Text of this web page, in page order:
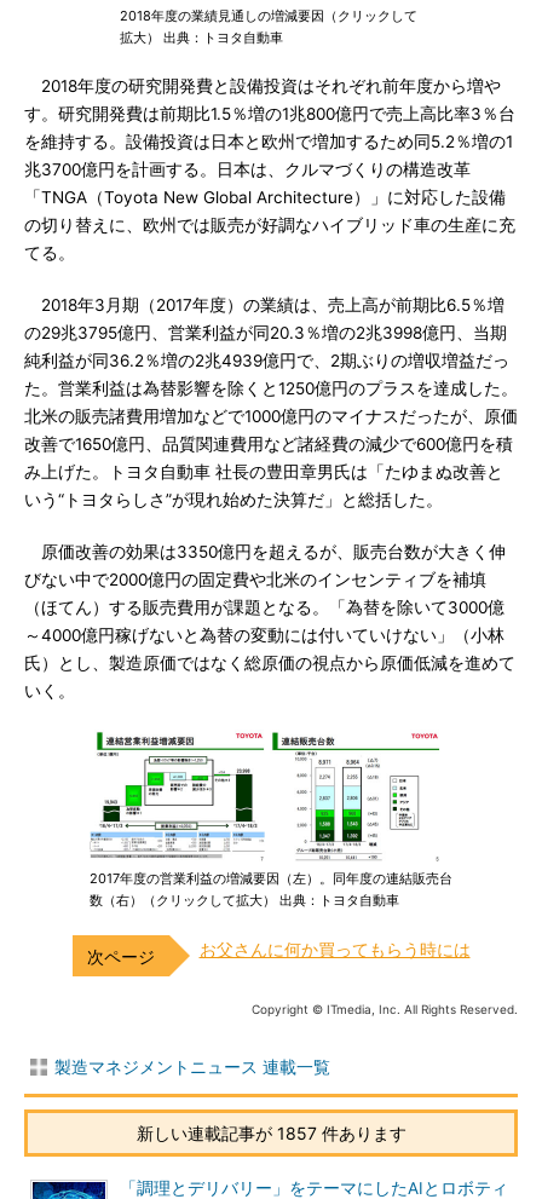
2018年度の業績見通しの増減要因（クリックして
拡大） 出典：トヨタ自動車
2018年度の研究開発費と設備投資はそれぞれ前年度から増や
す。研究開発費は前期比1.5％増の1兆800億円で売上高比率3％台
を維持する。設備投資は日本と欧州で増加するため同5.2％増の1
兆3700億円を計画する。日本は、クルマづくりの構造改革
「TNGA（Toyota New Global Architecture）」に対応した設備
の切り替えに、欧州では販売が好調なハイブリッド車の生産に充
てる。
2018年3月期（2017年度）の業績は、売上高が前期比6.5％増
の29兆3795億円、営業利益が同20.3％増の2兆3998億円、当期
純利益が同36.2％増の2兆4939億円で、2期ぶりの増収増益だっ
た。営業利益は為替影響を除くと1250億円のプラスを達成した。
北米の販売諸費用増加などで1000億円のマイナスだったが、原価
改善で1650億円、品質関連費用など諸経費の減少で600億円を積
み上げた。トヨタ自動車 社長の豊田章男氏は「たゆまぬ改善と
いう“トヨタらしさ”が現れ始めた決算だ」と総括した。
原価改善の効果は3350億円を超えるが、販売台数が大きく伸
びない中で2000億円の固定費や北米のインセンティブを補填
（ほてん）する販売費用が課題となる。「為替を除いて3000億
～4000億円稼げないと為替の変動には付いていけない」（小林
氏）とし、製造原価ではなく総原価の視点から原価低減を進めて
いく。
2017年度の営業利益の増減要因（左）。同年度の連結販売台
数（右）（クリックして拡大） 出典：トヨタ自動車
お父さんに何か買ってもらう時には
Copyright © ITmedia, Inc. All Rights Reserved.
製造マネジメントニュース 連載一覧
新しい連載記事が 1857 件あります
「調理とデリバリー」をテーマにしたAIとロボティ